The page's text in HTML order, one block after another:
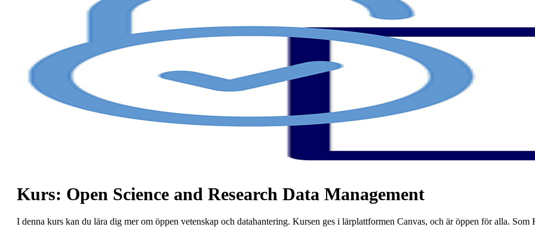
Kurs: Open Science and Research Data Management
I denna kurs kan du lära dig mer om öppen vetenskap och datahantering. Kursen ges i lärplattformen Canvas, och är öppen för alla.